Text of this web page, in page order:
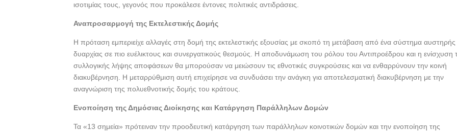
ισοτιμίας τους, γεγονός που προκάλεσε έντονες πολιτικές αντιδράσεις.
Αναπροσαρμογή της Εκτελεστικής Δομής
Η πρόταση εμπεριείχε αλλαγές στη δομή της εκτελεστικής εξουσίας με σκοπό τη μετάβαση από ένα σύστημα αυστηρής
δυαρχίας σε πιο ευέλικτους και συνεργατικούς θεσμούς. Η αποδυνάμωση του ρόλου του Αντιπροέδρου και η ενίσχυση
συλλογικής λήψης αποφάσεων θα μπορούσαν να μειώσουν τις εθνοτικές συγκρούσεις και να ενθαρρύνουν την κοινή
διακυβέρνηση. Η μεταρρύθμιση αυτή επιχείρησε να συνδυάσει την ανάγκη για αποτελεσματική διακυβέρνηση με την
αναγνώριση της πολυεθνοτικής δομής του κράτους.
Ενοποίηση της Δημόσιας Διοίκησης και Κατάργηση Παράλληλων Δομών
Τα «13 σημεία» πρότειναν την προοδευτική κατάργηση των παράλληλων κοινοτικών δομών και την ενοποίηση της